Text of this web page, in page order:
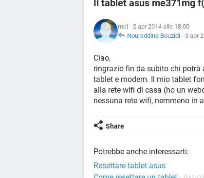
Il tablet asus me371mg
mel - 2 apr 2014 alle 18:00
Noureddine Bouzidi - 3 apr
Ciao,
ringrazio fin da subito chi potrà
tablet e modem. Il mio tablet
alla rete wifi di casa (ho un
nessuna rete wifi, nemmeno in
Share
Potrebbe anche interessarti:
Resettare tablet asus